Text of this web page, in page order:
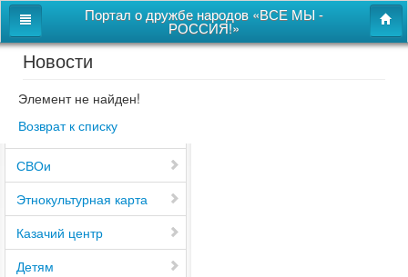
Портал о дружбе народов «ВСЕ МЫ -
РОССИЯ!»
Главная
Дом дружбы народов
Новости
СВОи
Этнокультурная карта
Казачий центр
Детям
Новости
Элемент не найден!
Возврат к списку